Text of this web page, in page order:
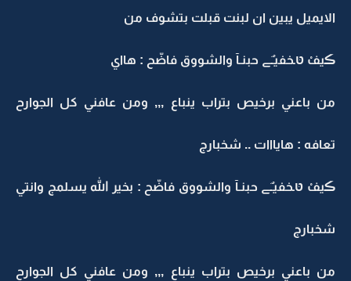
الايميل يبين ان لبنت قبلت بتشوف من
ڪيفْ טּـخفيـٌﮯ حبنـآ والشووق فاضّح : هااي
من باعني برخيص بتراب ينباع ,,, ومن عافني كل الجوارح
تعافه : هايااات .. شخبارج
ڪيفْ טּـخفيـٌﮯ حبنـآ والشووق فاضّح : بخير الله يسلمج وانتي
شخبارج
من باعني برخيص بتراب ينباع ,,, ومن عافني كل الجوارح